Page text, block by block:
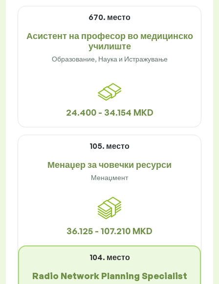
670. место
Асистент на професор во медицинско
училиште
Образование, Наука и Истражување
24.400 - 34.154 MKD
105. место
Менаџер за човечки ресурси
Менаџмент
36.125 - 107.210 MKD
104. место
Radio Network Planning Specialist